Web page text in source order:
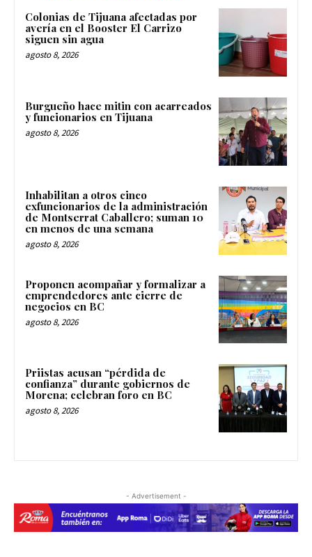
Colonias de Tijuana afectadas por
avería en el Booster El Carrizo
siguen sin agua
agosto 8, 2026
Burgueño hace mitin con acarreados
y funcionarios en Tijuana
agosto 8, 2026
Inhabilitan a otros cinco
exfuncionarios de la administración
de Montserrat Caballero; suman 10
en menos de una semana
agosto 8, 2026
Proponen acompañar y formalizar a
emprendedores ante cierre de
negocios en BC
agosto 8, 2026
Priistas acusan “pérdida de
confianza” durante gobiernos de
Morena; celebran foro en BC
agosto 8, 2026
- Advertisement -